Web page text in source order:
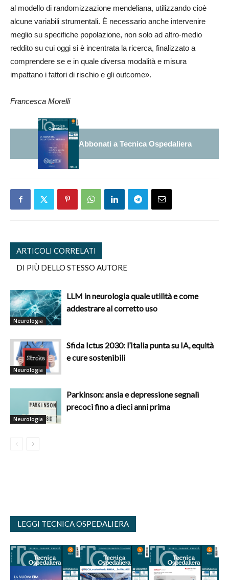
al modello di randomizzazione mendeliana, utilizzando cioè
alcune variabili strumentali. È necessario anche intervenire
meglio su specifiche popolazione, non solo ad altro-medio
reddito su cui oggi si è incentrata la ricerca, finalizzato a
comprendere se e in quale diversa modalità e misura
impattano i fattori di rischio e gli outcome».
Francesca Morelli
Abbonati a Tecnica Ospedaliera
ARTICOLI CORRELATI
DI PIÙ DELLO STESSO AUTORE
Neurologia
LLM in neurologia quale utilità e come
addestrare al corretto uso
Neurologia
Sfida Ictus 2030: l’Italia punta su IA, equità
e cure sostenibili
Neurologia
Parkinson: ansia e depressione segnali
precoci fino a dieci anni prima
LEGGI TECNICA OSPEDALIERA